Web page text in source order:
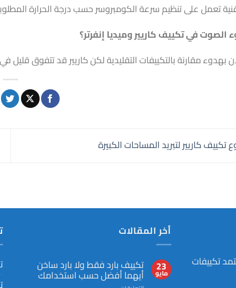
تعمل على تنظيم سرعة الكومبروسر حسب درجة الحرارة
في تكييف كاريير وميديا إنفرتر؟
بهدوء مقارنة بالتكييفات التقليدية لكن كاريير قد تتفوق قليل
كاريير لتبريد المساحات الكبيرة
تكييفات
أخر المقالات
23
مايو
تكييف بارد فقط ولا بارد ساخن
أيهما أفضل حسب استخدامك